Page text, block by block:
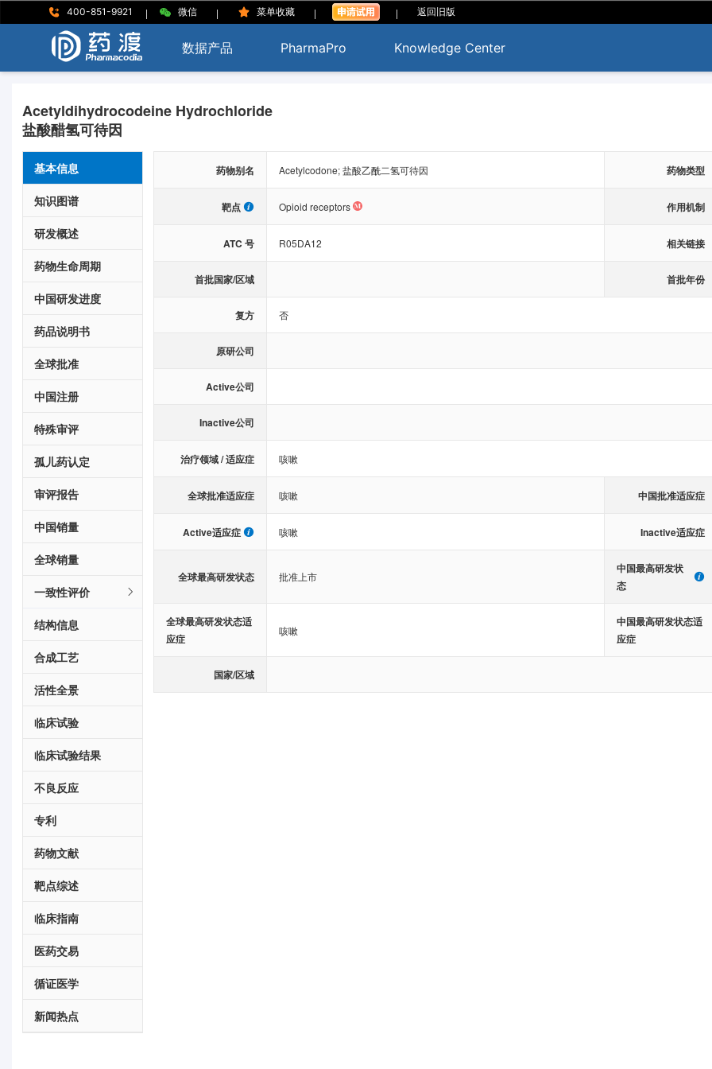
400-851-9921 | 微信 | 菜单收藏 | | 返回旧版
数据产品 PharmaPro Knowledge Center
Acetyldihydrocodeine Hydrochloride
盐酸醋氢可待因
基本信息
知识图谱
研发概述
药物生命周期
中国研发进度
药品说明书
全球批准
中国注册
特殊审评
孤儿药认定
审评报告
中国销量
全球销量
一致性评价
结构信息
合成工艺
活性全景
临床试验
临床试验结果
不良反应
专利
药物文献
靶点综述
临床指南
医药交易
循证医学
新闻热点
药物别名 Acetylcodone; 盐酸乙酰二氢可待因 药物类型
靶点 Opioid receptors 作用机制
ATC 号 R05DA12 相关链接
首批国家/区域 首批年份
复方 否
原研公司
Active公司
Inactive公司
治疗领域 / 适应症 咳嗽
全球批准适应症 咳嗽 中国批准适应症
Active适应症 咳嗽 Inactive适应症
全球最高研发状态 批准上市
中国最高研发状
态
全球最高研发状态适
应症
咳嗽
中国最高研发状态适
应症
国家/区域